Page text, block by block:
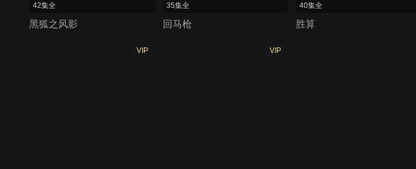
42集全
黑狐之风影
35集全
回马枪
40集全
胜算
VIP VIP